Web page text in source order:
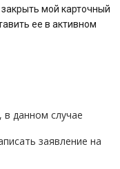
мой карточный
ее в активном
данном случае
заявление на